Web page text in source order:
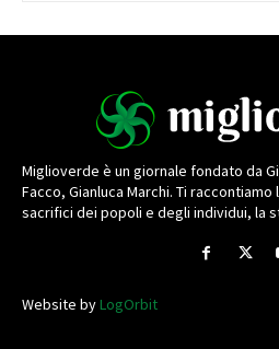
Miglioverde è un giornale fondato da
Facco, Gianluca Marchi. Ti
sacrifici dei popoli e degli individui, la
Website byLogOrbit